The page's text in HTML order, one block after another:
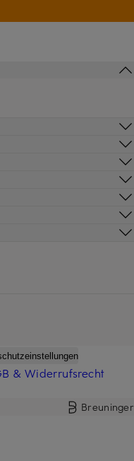
& Widerrufsrecht
Breuninger